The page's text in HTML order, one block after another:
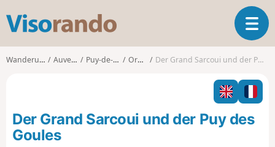
s
o
T
o
g
l
n
a
Wanderungen Auvergne Puy-de-Dôme Orcines Der Grand Sarcoui und der Puy des Goules
Der Grand Sarcoui und der Puy des
Goules